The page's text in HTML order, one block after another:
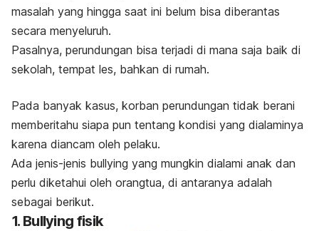
masalah yang hingga saat ini belum bisa diberantas
secara menyeluruh.
Pasalnya, perundungan bisa terjadi di mana saja baik di
sekolah, tempat les, bahkan di rumah.
Pada banyak kasus, korban perundungan tidak berani
memberitahu siapa pun tentang kondisi yang dialaminya
karena diancam oleh pelaku.
Ada jenis-jenis bullying yang mungkin dialami anak dan
perlu diketahui oleh orangtua, di antaranya adalah
sebagai berikut.
1. Bullying fisik